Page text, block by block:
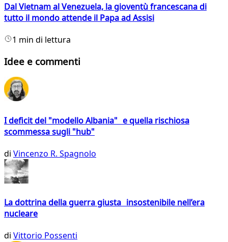
Dal Vietnam al Venezuela, la gioventù francescana di
tutto il mondo attende il Papa ad Assisi
1 min di lettura
Idee e commenti
I deficit del "modello Albania" e quella rischiosa
scommessa sugli "hub"
di Vincenzo R. Spagnolo
La dottrina della guerra giusta insostenibile nell’era
nucleare
di Vittorio Possenti